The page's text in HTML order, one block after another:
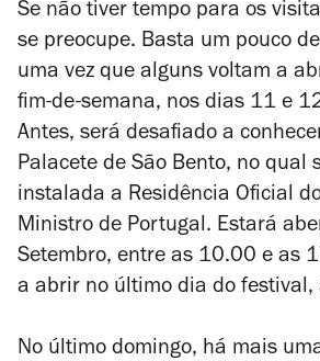
Se não tiver tempo para os
se preocupe. Basta um pouco
uma vez que alguns voltam a
fim-de-semana, nos dias 11 e
Antes, será desafiado a
Palacete de São Bento, no qual
instalada a Residência Oficial
Ministro de Portugal. Estará
Setembro, entre as 10.00 e as
a abrir no último dia do festival,
No último domingo, há mais